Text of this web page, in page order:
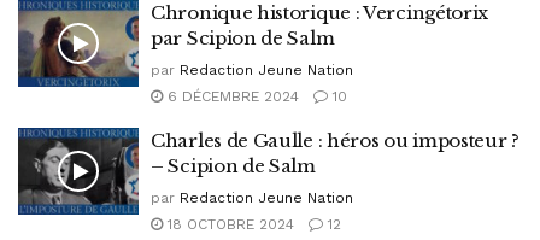
Chronique historique : Vercingétorix
par Scipion de Salm
par Redaction Jeune Nation
6 DÉCEMBRE 2024
10
Charles de Gaulle : héros ou imposteur ?
– Scipion de Salm
par Redaction Jeune Nation
18 OCTOBRE 2024
12